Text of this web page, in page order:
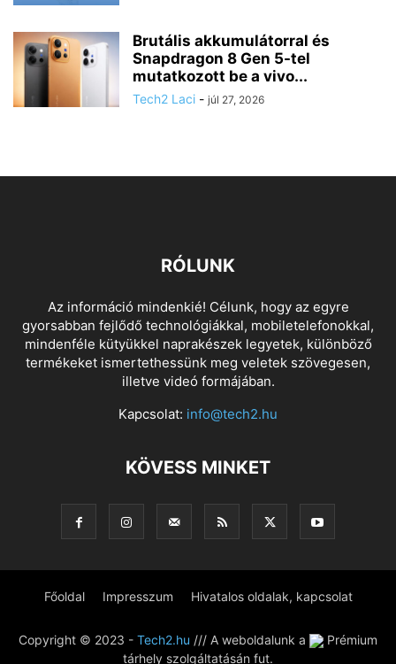
Brutális akkumulátorral és
Snapdragon 8 Gen 5-tel
mutatkozott be a vivo...
Tech2 Laci - júl 27, 2026
RÓLUNK
Az információ mindenkié! Célunk, hogy az egyre
gyorsabban fejlődő technológiákkal, mobiletelefonokkal,
mindenféle kütyükkel naprakészek legyetek, különböző
termékeket ismertethessünk meg veletek szövegesen,
illetve videó formájában.
Kapcsolat: info@tech2.hu
KÖVESS MINKET
Főoldal Impresszum Hivatalos oldalak, kapcsolat
Copyright © 2023 - Tech2.hu /// A weboldalunk a
Prémium
tárhely szolgáltatásán fut.